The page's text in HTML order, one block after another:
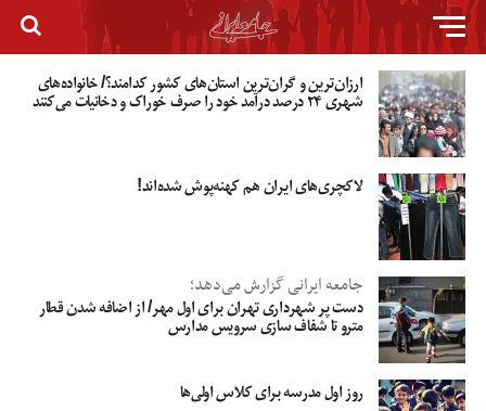
ارزان‌ترین و گران‌ترین استان‌های کشور کدامند؟/ خانواده‌های
شهری ۲۴ درصد درآمد خود را صرف خوراک و دخانیات می‌کنند
لاکچری‌های ایران هم کهنه‌پوش شده‌اند!
جامعه ایرانی گزارش می‌دهد؛
دست پر شهرداری تهران برای اول مهر/ از اضافه شدن قطار
مترو تا شفاف سازی سرویس مدارس
روز اول مدرسه برای کلاس اولی‌ها